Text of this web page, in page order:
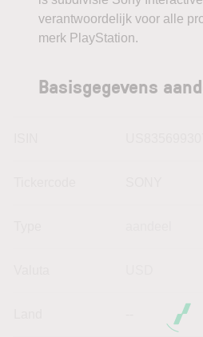
verantwoordelijk voor alle
merk PlayStation.
Basisgegevens